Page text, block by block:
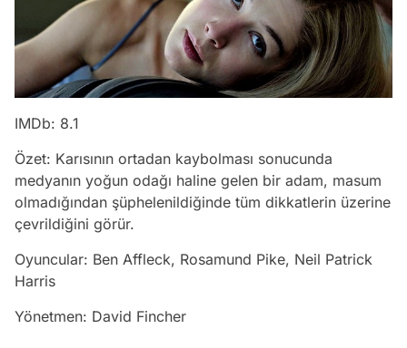
IMDb: 8.1
Özet: Karısının ortadan kaybolması sonucunda
medyanın yoğun odağı haline gelen bir adam, masum
olmadığından şüphelenildiğinde tüm dikkatlerin üzerine
çevrildiğini görür.
Oyuncular: Ben Affleck, Rosamund Pike, Neil Patrick
Harris
Yönetmen: David Fincher